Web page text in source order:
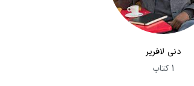
دنی لافریر
1 کتاب